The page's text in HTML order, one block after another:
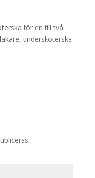
för en till två
undersköterska